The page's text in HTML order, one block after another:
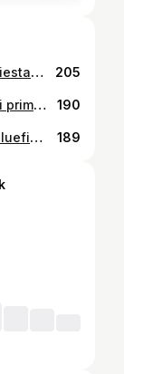
Ya está disponible “Lvito - Fiesta” lléguenle 🔥🙂‍↕️🙂‍↕️ #nicaragua🇳🇮 #bluefields #costeño #bluefieldsnicaragua #fiestafiesta 205
Es de mi agrado compartir mi primer EP con ustedes que saldrá hoy a las 6 Pm🤍🤍 le metí tiempo y dedicación a cada plena🤍🤍 espero que la disfruten y comparten 🤍🤍 y gracias a cada persona que fue parte de este proyecto🤍🤍 @darwind24k @king_lovo03 @mrnikeoficial #cuartoblanco #ep #nicaragua🇳🇮 #plenas #costeño 190
Las 3 Aplican🇳🇮🇨🇷🇵🇦 #bluefieldsnicaragua #nicaragua🇳🇮 #costarica🇨🇷 #panamá🇵🇦 #dancehalltyperiddim 189